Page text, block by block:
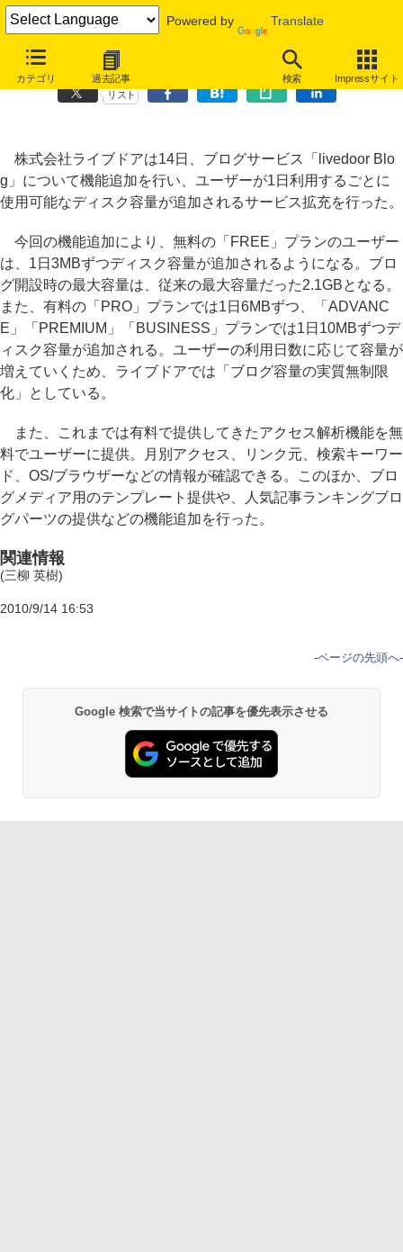
Powered by Translate
カテゴリ 過去記事 検索 Impressサイト
livedoor Blogが機能拡充、利用日数に応じてディスク容量を追加
リスト
株式会社ライブドアは14日、ブログサービス「livedoor Blo
g」について機能追加を行い、ユーザーが1日利用するごとに
使用可能なディスク容量が追加されるサービス拡充を行った。
今回の機能追加により、無料の「FREE」プランのユーザー
は、1日3MBずつディスク容量が追加されるようになる。ブロ
グ開設時の最大容量は、従来の最大容量だった2.1GBとなる。
また、有料の「PRO」プランでは1日6MBずつ、「ADVANC
E」「PREMIUM」「BUSINESS」プランでは1日10MBずつデ
ィスク容量が追加される。ユーザーの利用日数に応じて容量が
増えていくため、ライブドアでは「ブログ容量の実質無制限
化」としている。
また、これまでは有料で提供してきたアクセス解析機能を無
料でユーザーに提供。月別アクセス、リンク元、検索キーワー
ド、OS/ブラウザーなどの情報が確認できる。このほか、ブロ
グメディア用のテンプレート提供や、人気記事ランキングブロ
グパーツの提供などの機能追加を行った。
関連情報
(三柳 英樹)
2010/9/14 16:53
-ページの先頭へ-
Google 検索で当サイトの記事を優先表示させる